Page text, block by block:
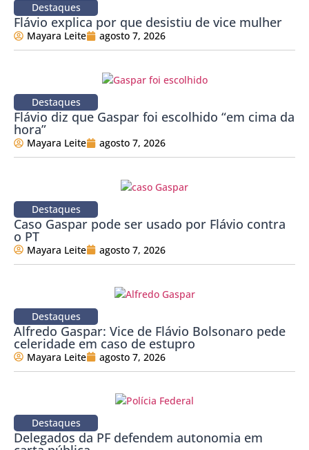
Destaques
Flávio explica por que desistiu de vice mulher
Mayara Leite agosto 7, 2026
Destaques
Flávio diz que Gaspar foi escolhido “em cima da
hora”
Mayara Leite agosto 7, 2026
Destaques
Caso Gaspar pode ser usado por Flávio contra
o PT
Mayara Leite agosto 7, 2026
Destaques
Alfredo Gaspar: Vice de Flávio Bolsonaro pede
celeridade em caso de estupro
Mayara Leite agosto 7, 2026
Destaques
Delegados da PF defendem autonomia em